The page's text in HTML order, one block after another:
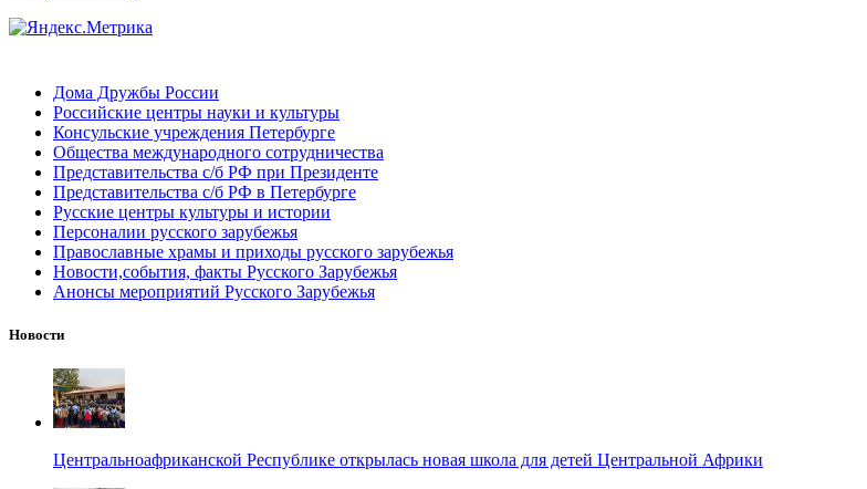
Дома Дружбы России
Российские центры науки и культуры
Консульские учреждения Петербурге
Общества международного сотрудничества
Представительства с/б РФ при Президенте
Представительства с/б РФ в Петербурге
Русские центры культуры и истории
Персоналии русского зарубежья
Православные храмы и приходы русского зарубежья
Новости,события, факты Русского Зарубежья
Анонсы мероприятий Русского Зарубежья
Новости
Центральноафриканской Республике открылась новая школа для детей Центральной Африки